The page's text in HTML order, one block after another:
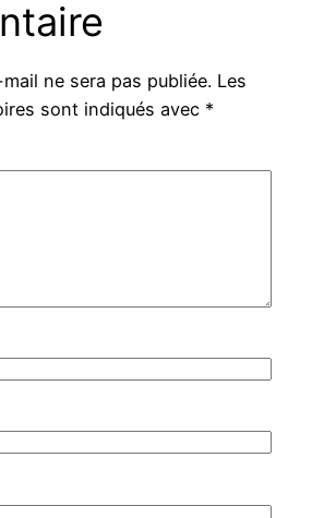
ne sera pas publiée. Les
sont indiqués avec *